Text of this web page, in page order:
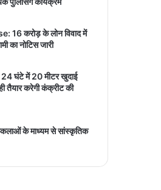
16 करोड़ के लोन विवाद में
का नोटिस जारी
घंटे में 20 मीटर खुदाई
तैयार करेगी कंक्रीट की
के माध्यम से सांस्कृतिक